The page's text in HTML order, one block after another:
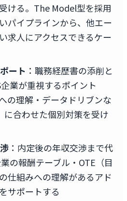
ける。The Model型を採用
パイプラインから、他エー
求人にアクセスできるケー
ート ：職務経歴書の添削と
業が重視するポイント
の理解・データドリブンな
に合わせた個別対策を受け
：内定後の年収交渉まで代
の報酬テーブル・OTE（目
仕組みへの理解があるアド
サポートする